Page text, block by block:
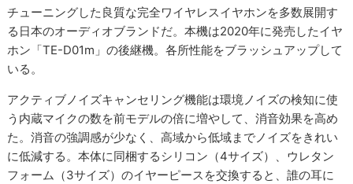
チューニングした良質な完全ワイヤレスイヤホンを多数展開す
る日本のオーディオブランドだ。本機は2020年に発売したイヤ
ホン「TE-D01m」の後継機。各所性能をブラッシュアップして
いる。
アクティブノイズキャンセリング機能は環境ノイズの検知に使
う内蔵マイクの数を前モデルの倍に増やして、消音効果を高め
た。消音の強調感が少なく、高域から低域までノイズをきれい
に低減する。本体に同梱するシリコン（4サイズ）、ウレタン
フォーム（3サイズ）のイヤーピースを交換すると、誰の耳に